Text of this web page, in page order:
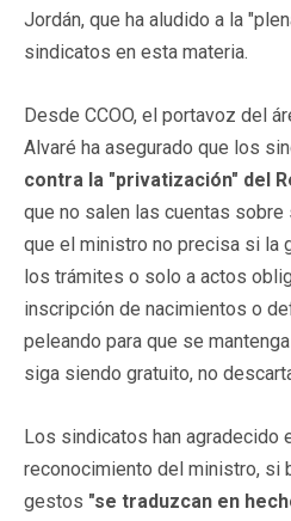
Jordán, que ha aludido a la
sindicatos en esta materia.
Desde CCOO, el portavoz del
Alvaré ha asegurado que los
contra la "privatización" del
que no salen las cuentas sobre
que el ministro no precisa si la
los trámites o solo a actos
inscripción de nacimientos o
peleando para que se
siga siendo gratuito, no
Los sindicatos han agradecido
reconocimiento del ministro, si
gestos "se traduzcan en